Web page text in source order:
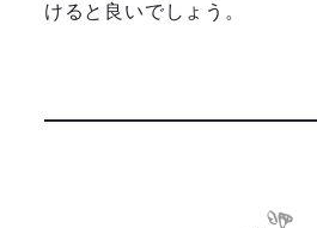
けると良いでしょう。